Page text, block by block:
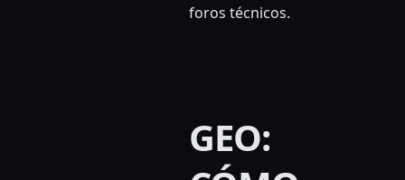
foros técnicos.
GEO: